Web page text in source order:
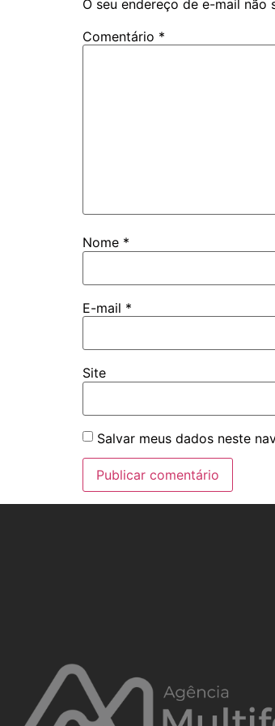
O seu endereço de e-mail não
Comentário *
Nome *
E-mail *
Site
Salvar meus dados neste